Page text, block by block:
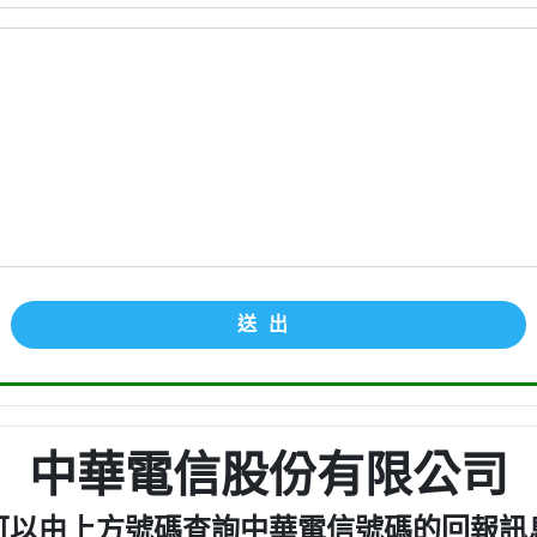
送出
中華電信股份有限公司
以由上方號碼查詢中華電信號碼的回報訊